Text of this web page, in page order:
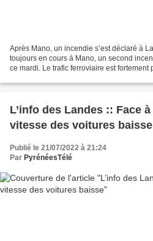
Après Mano, un incendie s’est déclaré à
toujours en cours à Mano, un second
ce mardi. Le trafic ferroviaire est fortement
L’info des Landes :: Face
vitesse des voitures baisse
Publié le 21/07/2022 à 21:24
Par PyrénéesTélé